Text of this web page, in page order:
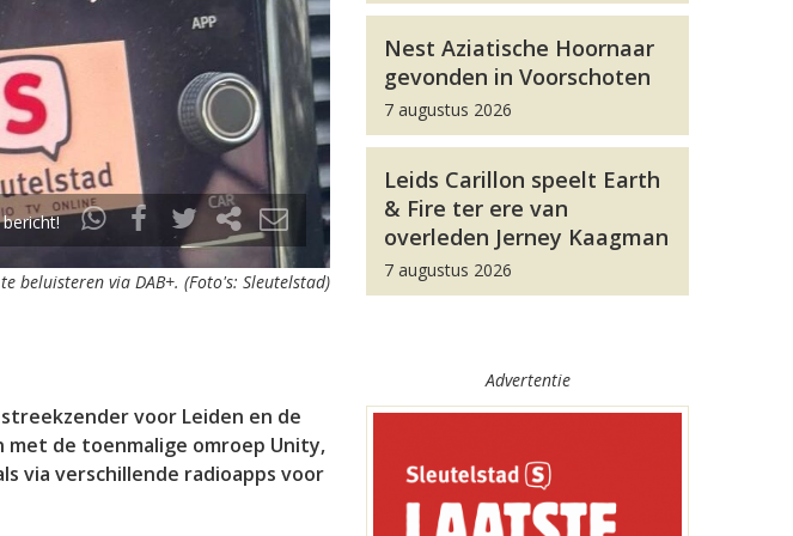
bericht!
beluisteren via DAB+. (Foto's: Sleutelstad)
voor Leiden en de
met de toenmalige omroep Unity,
via verschillende radioapps voor
Nest Aziatische Hoornaar
gevonden in Voorschoten
7 augustus 2026
Leids Carillon speelt Earth
& Fire ter ere van
overleden Jerney Kaagman
7 augustus 2026
Advertentie